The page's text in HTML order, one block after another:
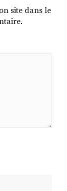
site dans le